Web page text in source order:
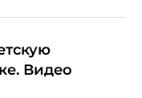
Видео